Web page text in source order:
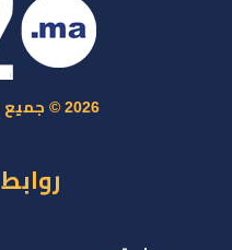
2026 © جميع الحقوق محفوظة